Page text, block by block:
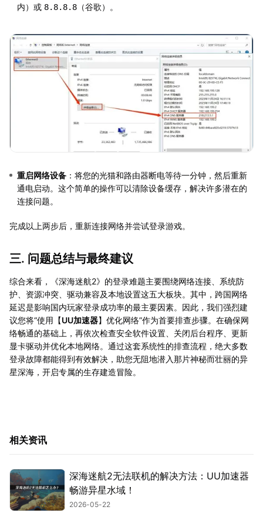
内）或 8.8.8.8 （谷歌）。
重启网络设备 ：将您的光猫和路由器断电等待一分钟，然后重新
通电启动。这个简单的操作可以清除设备缓存，解决许多潜在的
连接问题。
完成以上两步后，重新连接网络并尝试登录游戏。
三. 问题总结与最终建议
综合来看，《深海迷航2》的登录难题主要围绕网络连接、系统防
护、资源冲突、驱动兼容及本地设置这五大板块。其中，跨国网络
延迟是影响国内玩家登录成功率的最主要因素。因此，我们强烈建
议您将“使用【UU加速器】优化网络”作为首要排查步骤。在确保网
络畅通的基础上，再依次检查安全软件设置、关闭后台程序、更新
显卡驱动并优化本地网络。通过这套系统性的排查流程，绝大多数
登录故障都能得到有效解决，助您无阻地潜入那片神秘而壮丽的异
星深海，开启专属的生存建造冒险。
相关资讯
深海迷航2无法联机的解决方法：UU加速器
畅游异星水域！
2026-05-22